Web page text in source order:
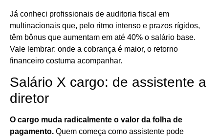
Já conheci profissionais de auditoria fiscal em
multinacionais que, pelo ritmo intenso e prazos rígidos,
têm bônus que aumentam em até 40% o salário base.
Vale lembrar: onde a cobrança é maior, o retorno
financeiro costuma acompanhar.
Salário X cargo: de assistente a
diretor
O cargo muda radicalmente o valor da folha de
pagamento. Quem começa como assistente pode